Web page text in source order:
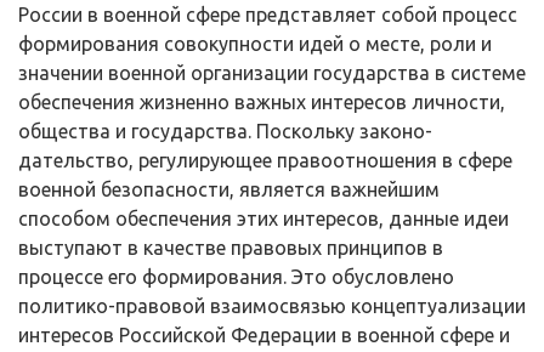
России в военной сфере представляет собой процесс
формирования совокупности идей о месте, роли и
значении военной организации государства в системе
обеспечения жизнен­но важных интересов личности,
общества и государства. Поскольку законо­
дательство, регулирующее правоотношения в сфере
военной безопасности, является важнейшим
способом обеспечения этих интересов, данные идеи
вы­ступают в качестве правовых принципов в
процессе его формирования. Это обусловлено
политико-правовой взаимосвязью концептуализации
интересов Российской Федерации в военной сфере и